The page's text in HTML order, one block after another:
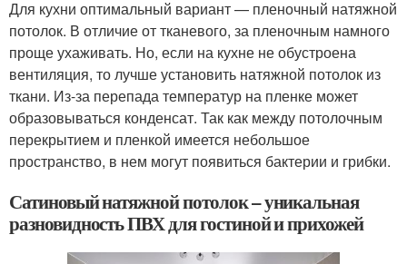
Для кухни оптимальный вариант — пленочный натяжной
потолок. В отличие от тканевого, за пленочным намного
проще ухаживать. Но, если на кухне не обустроена
вентиляция, то лучше установить натяжной потолок из
ткани. Из-за перепада температур на пленке может
образовываться конденсат. Так как между потолочным
перекрытием и пленкой имеется небольшое
пространство, в нем могут появиться бактерии и грибки.
Сатиновый натяжной потолок – уникальная
разновидность ПВХ для гостиной и прихожей